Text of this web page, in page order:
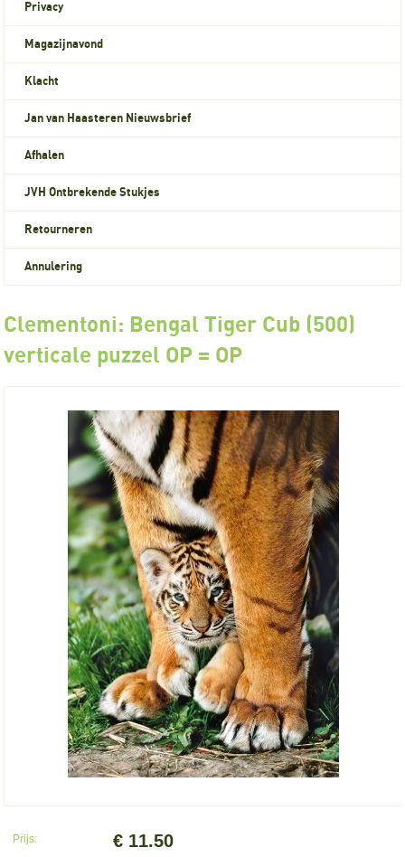
Privacy
Magazijnavond
Klacht
Jan van Haasteren Nieuwsbrief
Afhalen
JVH Ontbrekende Stukjes
Retourneren
Annulering
Clementoni: Bengal Tiger Cub (500)
verticale puzzel OP = OP
Prijs: € 11.50